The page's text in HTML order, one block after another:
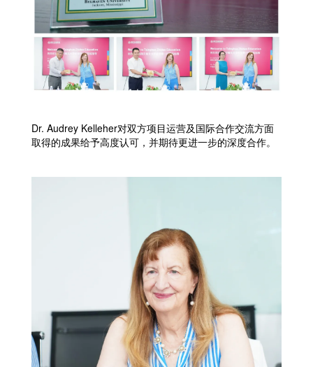
Dr. Audrey Kelleher对双方项目运营及国际合作交流方面
取得的成果给予高度认可，并期待更进一步的深度合作。